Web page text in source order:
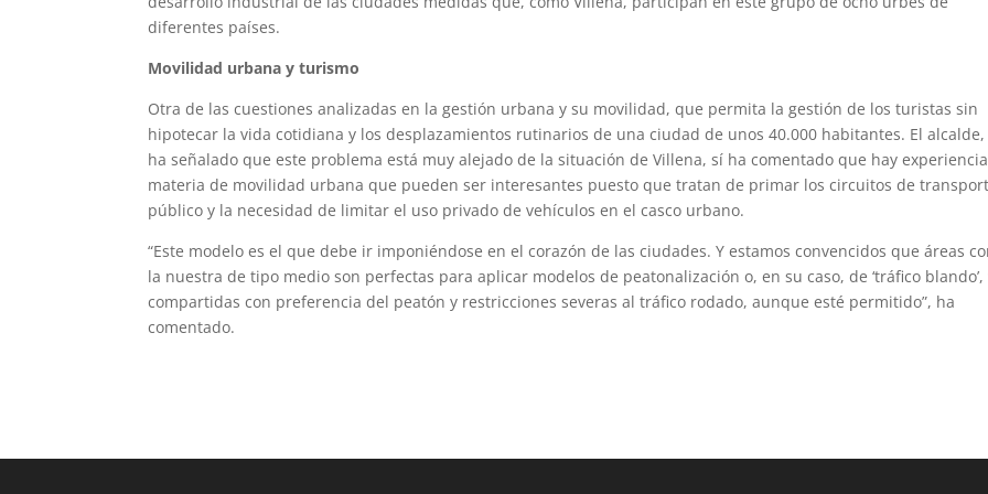
diferentes países.
Movilidad urbana y turismo
Otra de las cuestiones analizadas en la gestión urbana y su movilidad, que permita la gestión de los turistas sin
hipotecar la vida cotidiana y los desplazamientos rutinarios de una ciudad de unos 40.000 habitantes. El alcalde,
ha señalado que este problema está muy alejado de la situación de Villena, sí ha comentado que hay
materia de movilidad urbana que pueden ser interesantes puesto que tratan de primar los circuitos de
público y la necesidad de limitar el uso privado de vehículos en el casco urbano.
“Este modelo es el que debe ir imponiéndose en el corazón de las ciudades. Y estamos convencidos que áreas
la nuestra de tipo medio son perfectas para aplicar modelos de peatonalización o, en su caso, de ‘tráfico blando’,
compartidas con preferencia del peatón y restricciones severas al tráfico rodado, aunque esté permitido”, ha
comentado.